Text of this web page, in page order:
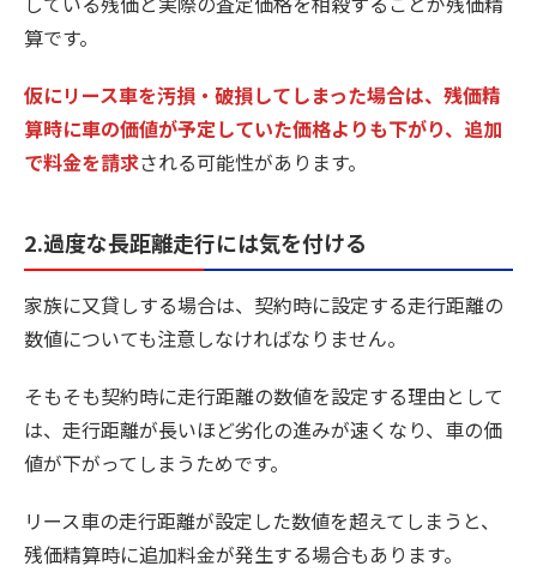
算です。
仮にリース車を汚損・破損してしまった場合は、残価精
算時に車の価値が予定していた価格よりも下がり、追加
で料金を請求される可能性があります。
2.過度な長距離走行には気を付ける
家族に又貸しする場合は、契約時に設定する走行距離の
数値についても注意しなければなりません。
そもそも契約時に走行距離の数値を設定する理由として
は、走行距離が長いほど劣化の進みが速くなり、車の価
値が下がってしまうためです。
リース車の走行距離が設定した数値を超えてしまうと、
残価精算時に追加料金が発生する場合もあります。